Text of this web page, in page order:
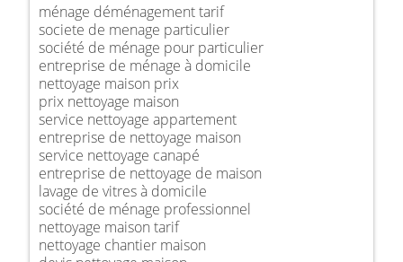
ménage déménagement tarif
societe de menage particulier
société de ménage pour particulier
entreprise de ménage à domicile
nettoyage maison prix
prix nettoyage maison
service nettoyage appartement
entreprise de nettoyage maison
service nettoyage canapé
entreprise de nettoyage de maison
lavage de vitres à domicile
société de ménage professionnel
nettoyage maison tarif
nettoyage chantier maison